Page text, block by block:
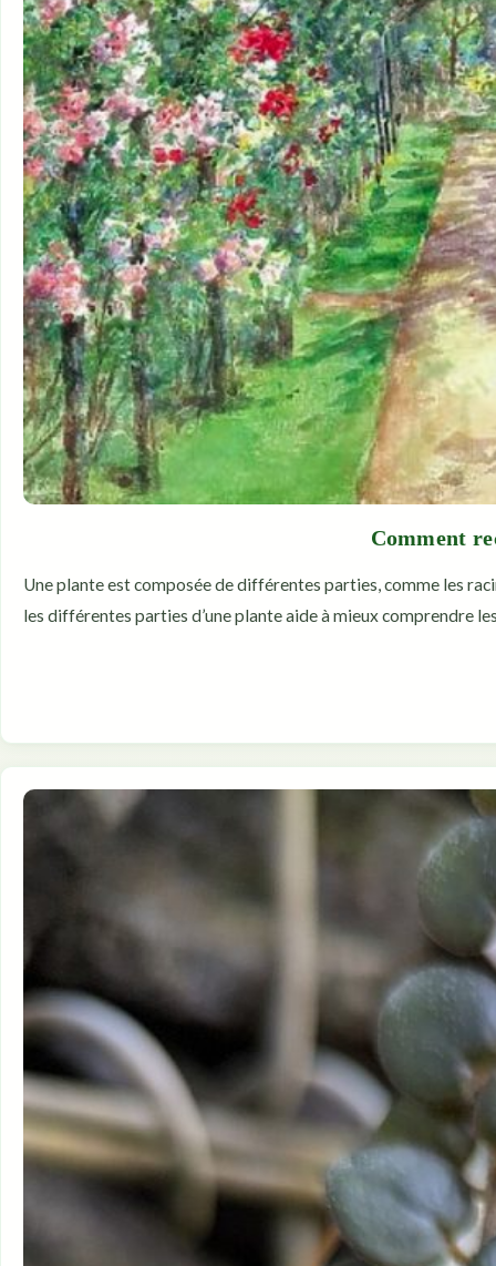
Comment
Une plante est composée de différentes parties, comme les
les différentes parties d’une plante aide à mieux comprendre